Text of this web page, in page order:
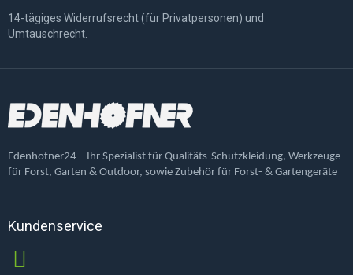
14-tägiges Widerrufsrecht (für Privatpersonen) und
Umtauschrecht.
Edenhofner24 – Ihr Spezialist für Qualitäts-Schutzkleidung, Werkzeuge
für Forst, Garten & Outdoor, sowie Zubehör für Forst- & Gartengeräte
Kundenservice